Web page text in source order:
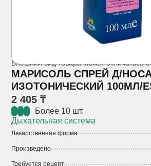
Внешний вид товара может отличаться
МАРИСОЛЬ СПРЕЙ Д/
ИЗОТОНИЧЕСКИЙ 100МЛ/
2 405 ₸
Более 10 шт.
Дыхательная система
Лекарственная форма
Произведено
Требуется рецепт